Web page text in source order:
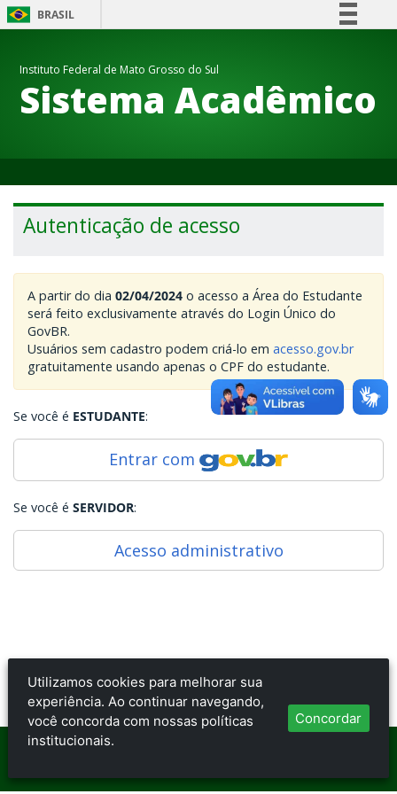
BRASIL
Participe
Instituto Federal de Mato Grosso do Sul
Sistema Acadêmico
Autenticação de acesso
A partir do dia 02/04/2024 o acesso a Área do Estudante
será feito exclusivamente através do Login Único do
GovBR.
Usuários sem cadastro podem criá-lo em acesso.gov.br
gratuitamente usando apenas o CPF do estudante.
Se você é ESTUDANTE:
Entrar com
Se você é SERVIDOR:
Acesso administrativo
Caso ocorra alguma inconsistência favor procurar a Central de
Relacionamento (CEREL) do seu campus.
Utilizamos cookies para melhorar sua
experiência. Ao continuar navegando,
você concorda com nossas políticas
institucionais.
Concordar